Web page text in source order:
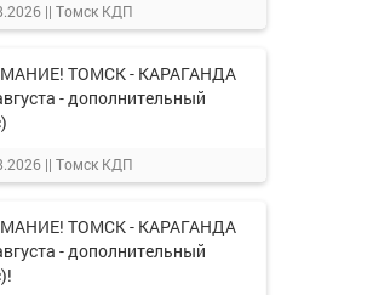
|| Томск КДП
ТОМСК - КАРАГАНДА
- дополнительный
|| Томск КДП
ТОМСК - КАРАГАНДА
- дополнительный